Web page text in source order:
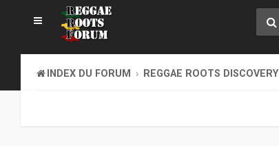
INDEX DU FORUM REGGAE ROOTS DISCOVERY